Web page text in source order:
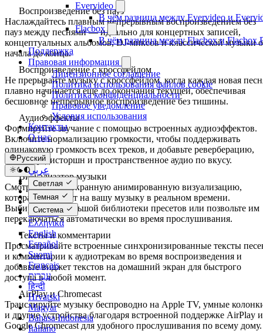
Evervideo
В чём разница между Evervideo и
Flacbox
В чём разница между Flacbox и Flacbox
Поддержка
Правовая информация
Лицензионное соглашение
Политика использования файлов cookie
Политика конфиденциальности
Правовое уведомление
Условия использования
Контакты
О нас
Русский
عربي
Català
Čeština
Dansk
Deutsch
Ελληνικά
English
Español
Suomi
Français
עברית
हिन्दी
Hrvatski
Magyar
Bahasa Indonesia
Italiano
Светлая
Темная
Система
Воспроизведение без пауз
Наслаждайтесь плавным непрерывным воспроизведением без
пауз между песнями — идеально для концертных записей,
концептуальных альбомов, DJ-миксов и классической музыки
начала до конца.
Воспроизведение с кроссфейдом
Не прерывайте музыку с кроссфейдом, когда каждая новая
плавно начинается ещё до окончания текущей, обеспечивая
бесшовное непрерывное воспроизведение без тишины.
Аудиоэффекты
Формируйте звучание с помощью встроенных аудиоэффектов.
Включите нормализацию громкости, чтобы поддерживать
одинаковую громкость всех треков, и добавьте реверберацию,
задержку, дисторшн и пространственное аудио по вкусу.
Визуализатор музыки
Смотрите полноэкранную анимированную визуализацию,
которая реагирует на вашу музыку в реальном времени.
Выбирайте из большой библиотеки пресетов или позвольте им
переключаться автоматически во время прослушивания.
Тексты и комментарии
Просматривайте встроенные синхронизированные тексты
и комментарии к аудиотрекам во время воспроизведения и
добавьте виджет текстов на домашний экран для быстрого
доступа в любой момент.
AirPlay и Chromecast
Транслируйте музыку беспроводно на Apple TV, умные
и другие устройства благодаря встроенной поддержке AirPlay и
Google Chromecast для удобного прослушивания по всему дому.